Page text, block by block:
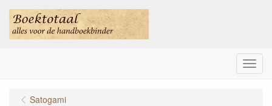
Menu
Satogami